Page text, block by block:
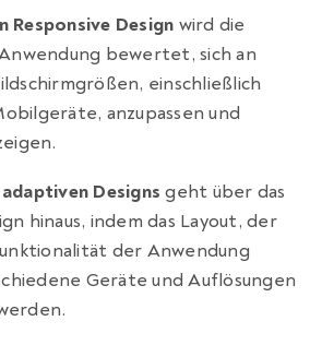
Responsive Design wird die
bewertet, sich an
einschließlich
anzupassen und
Designs geht über das
hinaus, indem das Layout, der
der Anwendung
Geräte und Auflösungen